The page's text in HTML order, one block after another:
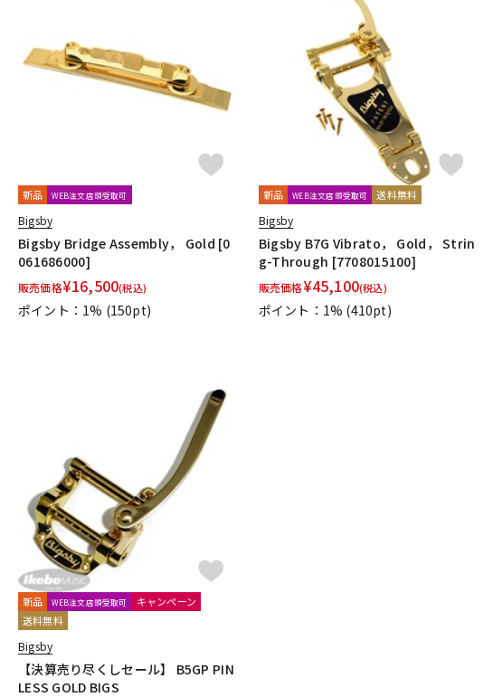
新品 WEB注文店頭受取可
Bigsby
Bigsby Bridge Assembly， Gold [0
061686000]
販売価格¥16,500(税込)
ポイント：1% (150pt)
新品 WEB注文店頭受取可 送料無料
Bigsby
Bigsby B7G Vibrato， Gold， Strin
g-Through [7708015100]
販売価格¥45,100(税込)
ポイント：1% (410pt)
新品 WEB注文店頭受取可
キャンペーン
送料無料
Bigsby
【決算売り尽くしセール】 B5GP PIN
LESS GOLD BIGS